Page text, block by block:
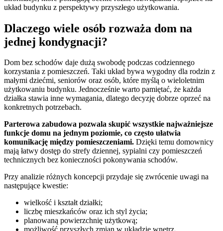
układ budynku z perspektywy przyszłego użytkowania.
Dlaczego wiele osób rozważa dom na
jednej kondygnacji?
Dom bez schodów daje dużą swobodę podczas codziennego
korzystania z pomieszczeń. Taki układ bywa wygodny dla rodzin z
małymi dziećmi, seniorów oraz osób, które myślą o wieloletnim
użytkowaniu budynku. Jednocześnie warto pamiętać, że każda
działka stawia inne wymagania, dlatego decyzję dobrze oprzeć na
konkretnych potrzebach.
Parterowa zabudowa pozwala skupić wszystkie najważniejsze
funkcje domu na jednym poziomie, co często ułatwia
komunikację między pomieszczeniami. Dzięki temu domownicy
mają łatwy dostęp do strefy dziennej, sypialni czy pomieszczeń
technicznych bez konieczności pokonywania schodów.
Przy analizie różnych koncepcji przydaje się zwrócenie uwagi na
następujące kwestie:
wielkość i kształt działki;
liczbę mieszkańców oraz ich styl życia;
planowaną powierzchnię użytkową;